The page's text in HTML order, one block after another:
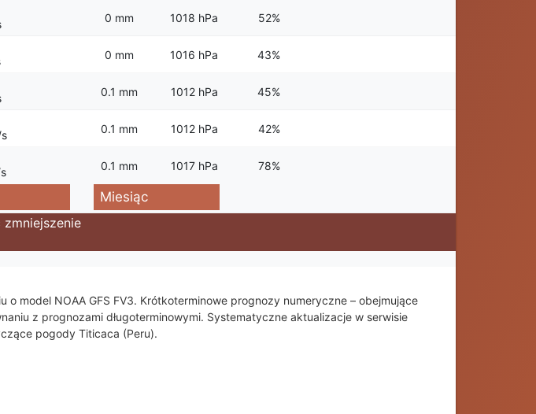
0 mm 1018 hPa 52%
0 mm 1016 hPa 43%
0.1 mm 1012 hPa 45%
0.1 mm 1012 hPa 42%
0.1 mm 1017 hPa 78%
Miesiąc
zmniejszenie
model NOAA GFS FV3. Krótkoterminowe prognozy numeryczne – obejmujące
z prognozami długoterminowymi. Systematyczne aktualizacje w serwisie
pogody Titicaca (Peru).